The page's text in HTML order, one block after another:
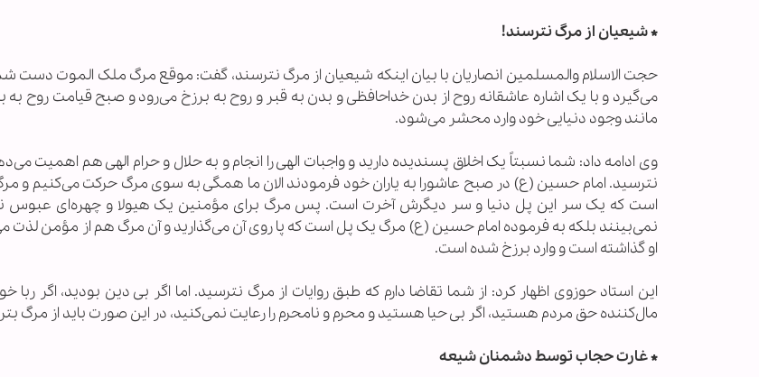
*شیعیان از مرگ نترسند!
حجت الاسلام والمسلمین انصاریان با بیان اینکه شیعیان از مرگ نترسند، گفت: موقع مرگ ملک الموت دست
می‌گیرد و با یک اشاره عاشقانه روح از بدن خداحافظی و بدن به قبر و روح به برزخ می‌رود و صبح قیامت روح به
مانند وجود دنیایی خود وارد محشر می‌شود.
وی ادامه داد: شما نسبتاً یک اخلاق پسندیده دارید و واجبات الهی را انجام و به حلال و حرام الهی هم اهمیت
نترسید. امام حسین (ع) در صبح عاشورا به یاران خود فرمودند الان ما همگی به سوی مرگ حرکت می‌کنیم و
است که یک سر این پل دنیا و سر دیگرش آخرت است. پس مرگ برای مؤمنین یک هیولا و چهره‌ای عبوس
نمی‌بینند بلکه به فرموده امام حسین (ع) مرگ یک پل است که پا روی آن می‌گذارید و آن مرگ هم از مؤمن لذت
او گذاشته است و وارد برزخ شده است.
این استاد حوزوی اظهار کرد: از شما تقاضا دارم که طبق روایات از مرگ نترسید. اما اگر بی دین بودید، اگر ربا
مال‌کننده حق مردم هستید، اگر بی حیا هستید و محرم و نامحرم را رعایت نمی‌کنید، در این صورت باید از مرگ
*غارت حجاب توسط دشمنان شیعه